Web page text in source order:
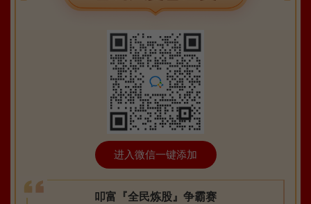
进入微信一键添加
叩富『全民炼股』争霸赛